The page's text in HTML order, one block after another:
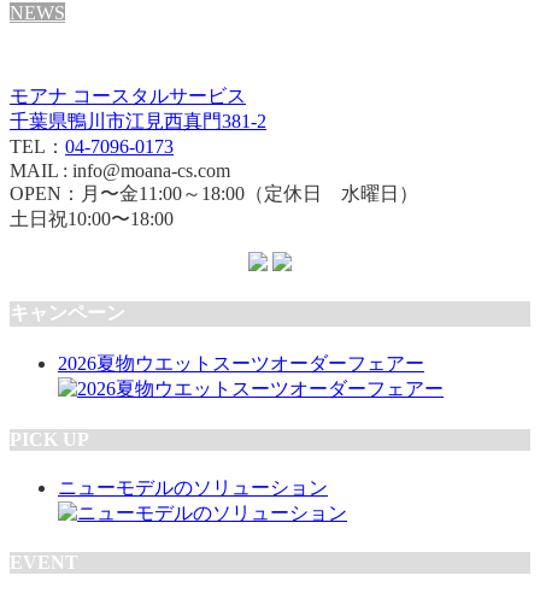
NEWS
モアナ コースタルサービス
千葉県鴨川市江見西真門381-2
TEL： 04-7096-0173
MAIL : info@moana-cs.com
OPEN：月〜金11:00～18:00（定休日 水曜日）
土日祝10:00〜18:00
キャンペーン
2026夏物ウエットスーツオーダーフェアー
PICK UP
ニューモデルのソリューション
EVENT